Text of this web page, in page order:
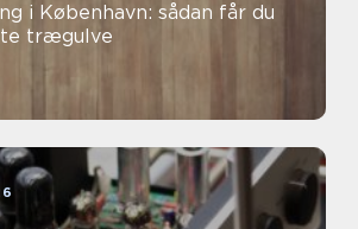
i København: sådan får du
trægulve